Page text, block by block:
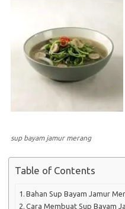
sup bayam jamur merang
Table of Contents
Bahan Sup Bayam Jamur
Cara Membuat Sup Bayam